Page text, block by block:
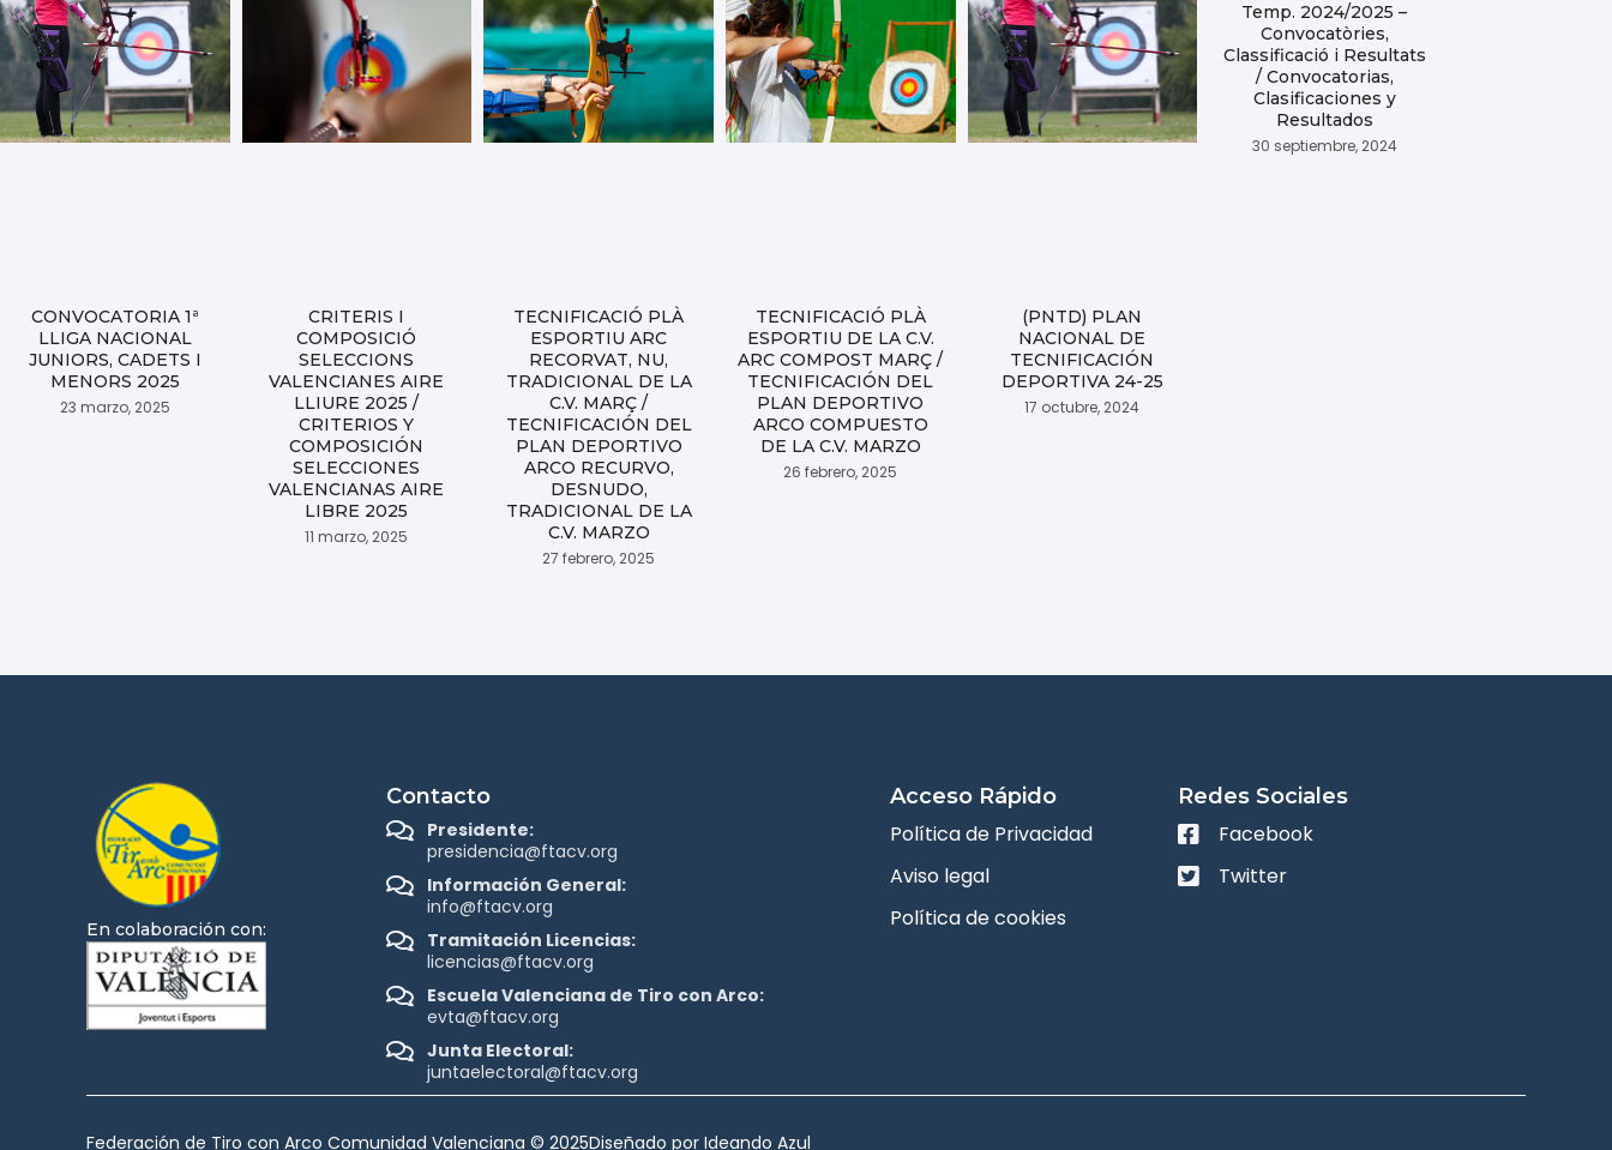
CONVOCATORIA 1ª
LLIGA NACIONAL
JUNIORS, CADETS I
MENORS 2025
23 marzo, 2025
CRITERIS I
COMPOSICIÓ
SELECCIONS
VALENCIANES AIRE
LLIURE 2025 /
CRITERIOS Y
COMPOSICIÓN
SELECCIONES
VALENCIANAS AIRE
LIBRE 2025
11 marzo, 2025
TECNIFICACIÓ PLÀ
ESPORTIU ARC
RECORVAT, NU,
TRADICIONAL DE LA
C.V. MARÇ /
TECNIFICACIÓN DEL
PLAN DEPORTIVO
ARCO RECURVO,
DESNUDO,
TRADICIONAL DE LA
C.V. MARZO
27 febrero, 2025
TECNIFICACIÓ PLÀ
ESPORTIU DE LA C.V.
ARC COMPOST MARÇ /
TECNIFICACIÓN DEL
PLAN DEPORTIVO
ARCO COMPUESTO
DE LA C.V. MARZO
26 febrero, 2025
(PNTD) PLAN
NACIONAL DE
TECNIFICACIÓN
DEPORTIVA 24-25
17 octubre, 2024
Temp. 2024/2025 –
Convocatòries,
Classificació i Resultats
/ Convocatorias,
Clasificaciones y
Resultados
30 septiembre, 2024
En colaboración con:
Contacto
Presidente:
presidencia@ftacv.org
Información General:
info@ftacv.org
Tramitación Licencias:
licencias@ftacv.org
Escuela Valenciana de Tiro con Arco:
evta@ftacv.org
Junta Electoral:
juntaelectoral@ftacv.org
Acceso Rápido
Política de Privacidad
Aviso legal
Política de cookies
Redes Sociales
Facebook
Twitter
Federación de Tiro con Arco Comunidad Valenciana © 2025Diseñado por Ideando Azul